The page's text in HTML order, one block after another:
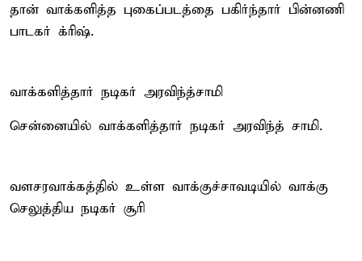
தான் வாக்களித்த புகைப்படத்தை பகிர்ந்தார் பின்னணி
பாடகர் க்ரிஷ்.
வாக்களித்தார் நடிகர் அரவிந்த்சாமி
சென்னையில் வாக்களித்தார் நடிகர் அரவிந்த் சாமி.
வளசரவாக்கத்தில் உள்ள வாக்குச்சாவடியில் வாக்கு
செலுத்திய நடிகர் சூரி